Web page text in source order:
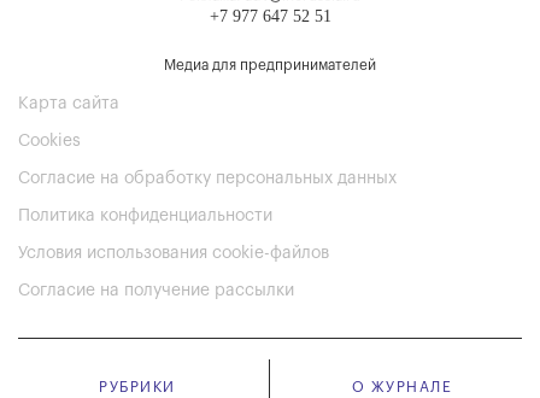
+7 977 647 52 51
Медиа для предпринимателей
Карта сайта
Cookies
Согласие на обработку персональных данных
Политика конфиденциальности
Условия использования cookie-файлов
Согласие на получение рассылки
РУБРИКИ О ЖУРНАЛЕ